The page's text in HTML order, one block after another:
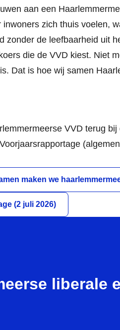
aan een
zich thuis voelen,
zonder de leefbaarheid uit
die de VVD kiest. Niet
Dat is hoe wij samen
VVD terug
maken we
(2 juli 2026)
liberale